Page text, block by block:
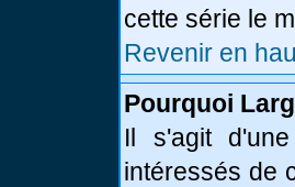
cette série le
Revenir en
Pourquoi
Il s'agit
intéressés de